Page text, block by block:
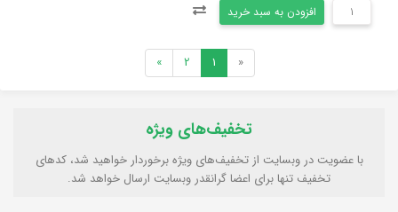
افزودن به سبد خرید
«
1
2
»
تخفیف‌های ویژه
با عضویت در وبسایت از تخفیف‌های ویژه برخوردار خواهید شد، کدهای
تخفیف تنها برای اعضا گرانقدر وبسایت ارسال خواهد شد.